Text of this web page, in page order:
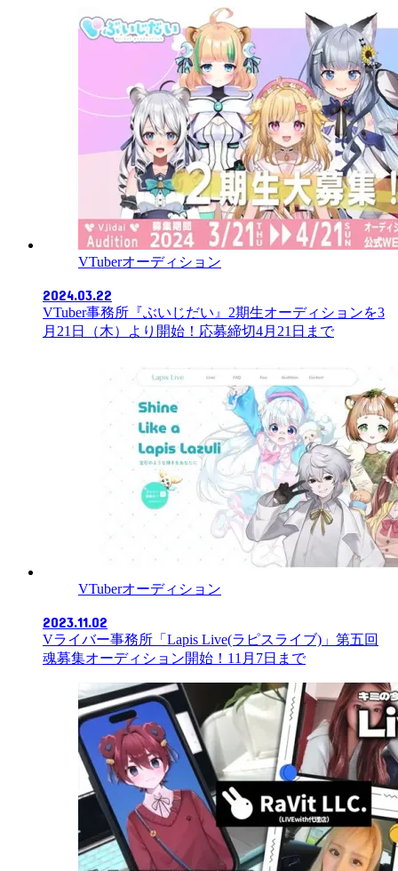
VTuberオーディション
2024.03.22
VTuber事務所『ぶいじだい』2期生オーディションを3
月21日（木）より開始！応募締切4月21日まで
VTuberオーディション
2023.11.02
Vライバー事務所「Lapis Live(ラピスライブ)」第五回
魂募集オーディション開始！11月7日まで